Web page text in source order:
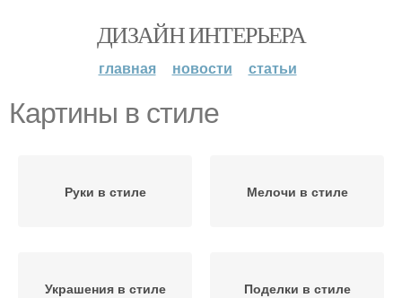
ДИЗАЙН ИНТЕРЬЕРА
главная новости статьи
Картины в стиле
Руки в стиле Мелочи в стиле
Украшения в стиле Поделки в стиле